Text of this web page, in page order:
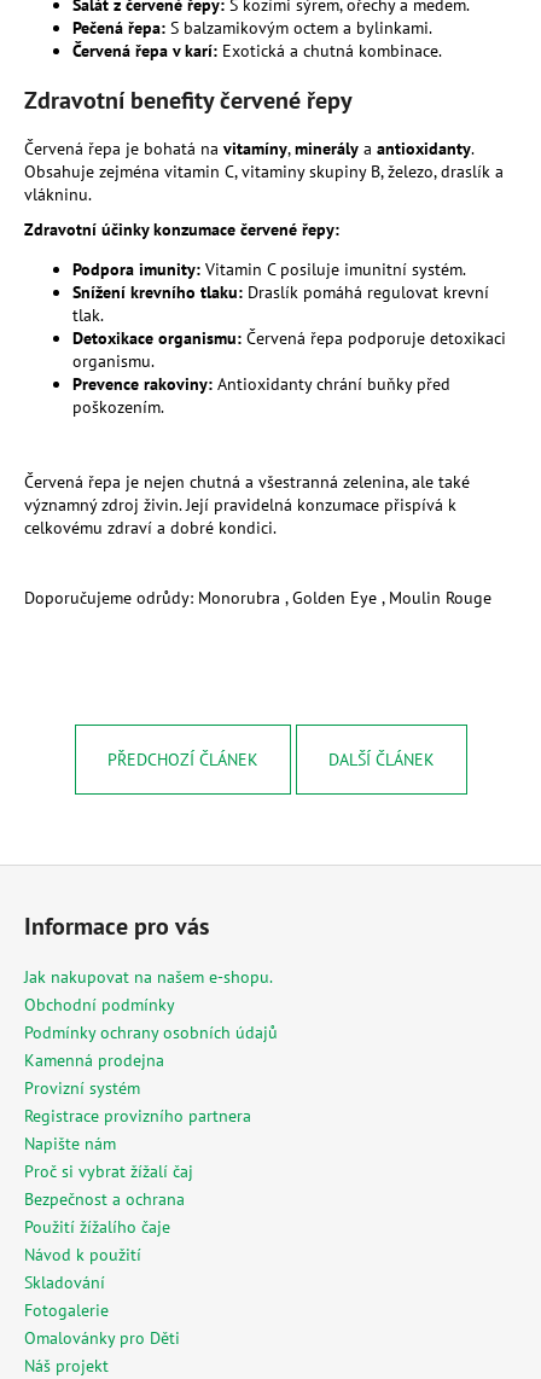
Salát z červené řepy: S kozími sýrem, ořechy a medem.
Pečená řepa: S balzamikovým octem a bylinkami.
Červená řepa v karí: Exotická a chutná kombinace.
Zdravotní benefity červené řepy
Červená řepa je bohatá na vitamíny,minerály a antioxidanty.
Obsahuje zejména vitamin C, vitaminy skupiny B, železo, draslík a
vlákninu.
Zdravotní účinky konzumace červené řepy:
Podpora imunity: Vitamin C posiluje imunitní systém.
Snížení krevního tlaku: Draslík pomáhá regulovat krevní
tlak.
Detoxikace organismu: Červená řepa podporuje detoxikaci
organismu.
Prevence rakoviny: Antioxidanty chrání buňky před
poškozením.
Červená řepa je nejen chutná a všestranná zelenina, ale také
významný zdroj živin. Její pravidelná konzumace přispívá k
celkovému zdraví a dobré kondici.
Doporučujeme odrůdy: Monorubra , Golden Eye , Moulin Rouge
PŘEDCHOZÍ ČLÁNEK DALŠÍ ČLÁNEK
Informace pro vás
Jak nakupovat na našem e-shopu.
Obchodní podmínky
Podmínky ochrany osobních údajů
Kamenná prodejna
Provizní systém
Registrace provizního partnera
Napište nám
Proč si vybrat žížalí čaj
Bezpečnost a ochrana
Použití žížalího čaje
Návod k použití
Skladování
Fotogalerie
Omalovánky pro Děti
Náš projekt